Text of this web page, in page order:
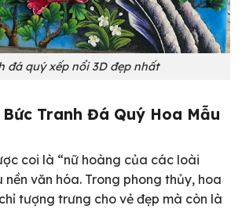
đá quý xếp nổi 3D đẹp nhất
Tranh Đá Quý Hoa Mẫu
coi là “nữ hoàng của các loài
nền văn hóa. Trong phong thủy, hoa
tượng trưng cho vẻ đẹp mà còn là